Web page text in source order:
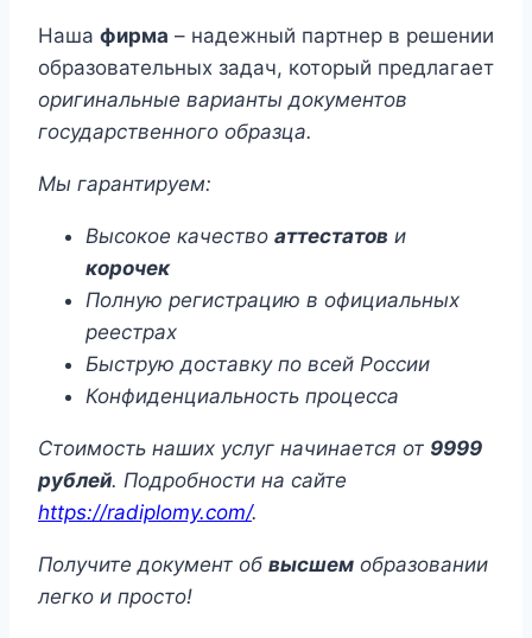
Наша фирма – надежный партнер в решении
образовательных задач, который предлагает
оригинальные варианты документов
государственного образца.
Мы гарантируем:
Высокое качество аттестатов и
корочек
Полную регистрацию в официальных
реестрах
Быструюдоставкупо всей России
Конфиденциальность процесса
Стоимость наших услуг начинается от 9999
рублей. Подробности на сайте
https://radiplomy.com/.
Получите документ об высшем образовании
легко и просто!